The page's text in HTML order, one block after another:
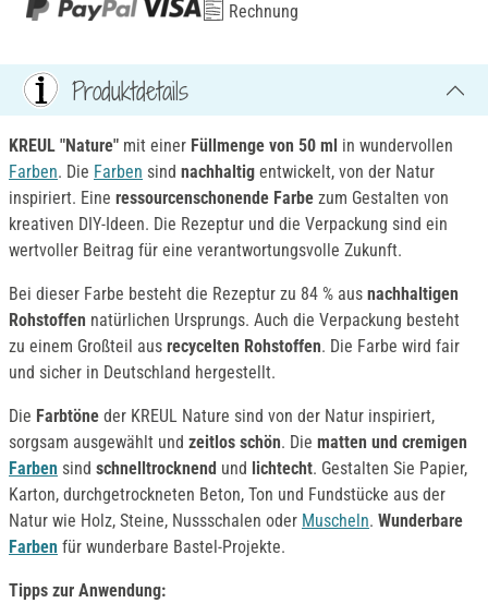
Rechnung
Produktdetails
KREUL "Nature" mit einer Füllmenge von 50 ml in wundervollen
Farben. Die Farben sind nachhaltig entwickelt, von der Natur
inspiriert. Eine ressourcenschonende Farbe zum Gestalten von
kreativen DIY-Ideen. Die Rezeptur und die Verpackung sind ein
wertvoller Beitrag für eine verantwortungsvolle Zukunft.
Bei dieser Farbe besteht die Rezeptur zu 84 % aus nachhaltigen
Rohstoffen natürlichen Ursprungs. Auch die Verpackung besteht
zu einem Großteil aus recycelten Rohstoffen. Die Farbe wird fair
und sicher in Deutschland hergestellt.
Die Farbtöne der KREUL Nature sind von der Natur inspiriert,
sorgsam ausgewählt und zeitlos schön. Die matten und cremigen
Farben sind schnelltrocknend und lichtecht. Gestalten Sie Papier,
Karton, durchgetrockneten Beton, Ton und Fundstücke aus der
Natur wie Holz, Steine, Nussschalen oder Muscheln. Wunderbare
Farben für wunderbare Bastel-Projekte.
Tipps zur Anwendung: